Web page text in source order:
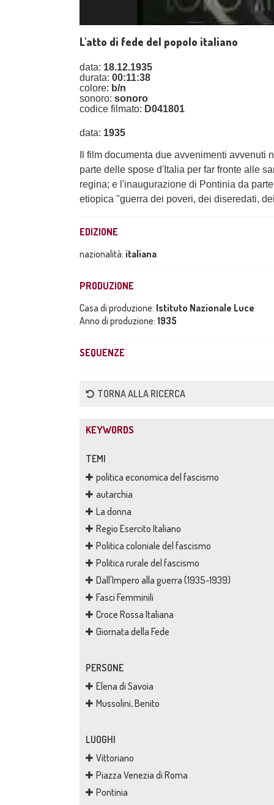
L'atto di fede del popolo italiano
data: 18.12.1935
durata: 00:11:38
colore: b/n
sonoro: sonoro
codice filmato: D041801
data: 1935
Il film documenta due avvenimenti
parte delle spose d'Italia per far fronte alle
regina; e l'inaugurazione di Pontinia da
etiopica "guerra dei poveri, dei diseredati,
EDIZIONE
nazionalità: italiana
PRODUZIONE
Casa di produzione: Istituto Nazionale Luce
Anno di produzione: 1935
SEQUENZE
TORNA ALLA RICERCA
KEYWORDS
TEMI
politica economica del fascismo
autarchia
La donna
Regio Esercito Italiano
Politica coloniale del fascismo
Politica rurale del fascismo
Dall'Impero alla guerra (1935-1939)
Fasci Femminili
Croce Rossa Italiana
Giornata della Fede
PERSONE
Elena di Savoia
Mussolini, Benito
LUOGHI
Vittoriano
Piazza Venezia di Roma
Pontinia